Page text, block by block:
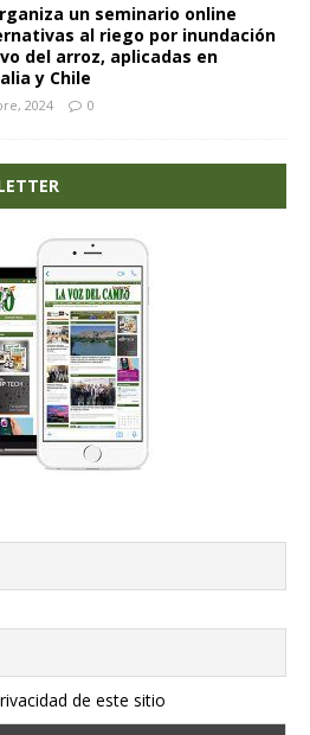
un seminario online
al riego por inundación
del arroz, aplicadas en
y Chile
2024 0
de este sitio